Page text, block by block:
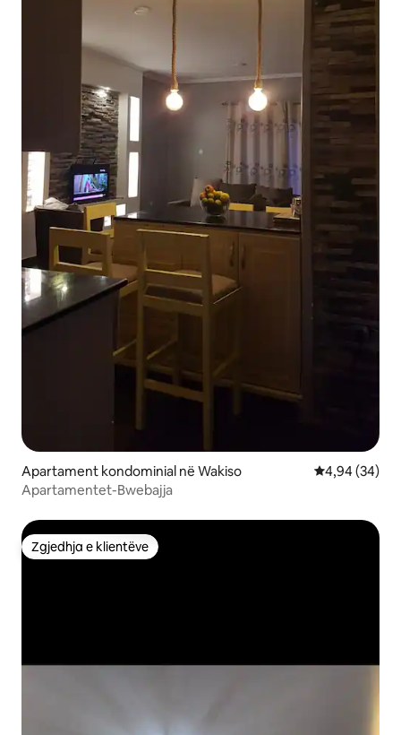
Apartament kondominial në Wakiso Vlerësimi
4,94 (34)
Apartamentet-Bwebajja
Zgjedhja e klientëve
Zgjedhja e klientëve